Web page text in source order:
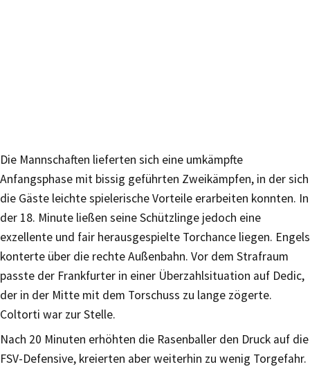
Die Mannschaften lieferten sich eine umkämpfte
Anfangsphase mit bissig geführten Zweikämpfen, in der sich
die Gäste leichte spielerische Vorteile erarbeiten konnten. In
der 18. Minute ließen seine Schützlinge jedoch eine
exzellente und fair herausgespielte Torchance liegen. Engels
konterte über die rechte Außenbahn. Vor dem Strafraum
passte der Frankfurter in einer Überzahlsituation auf Dedic,
der in der Mitte mit dem Torschuss zu lange zögerte.
Coltorti war zur Stelle.
Nach 20 Minuten erhöhten die Rasenballer den Druck auf die
FSV-Defensive, kreierten aber weiterhin zu wenig Torgefahr.